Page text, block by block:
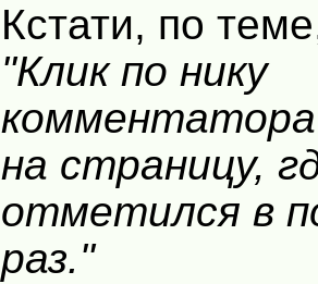
Кстати, по
"Клик по нику
на страницу,
отметился в
раз."